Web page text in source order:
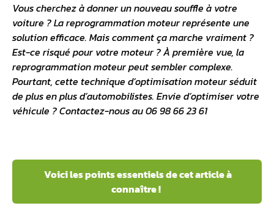
Vous cherchez à donner un nouveau souffle à votre
voiture ? Lareprogrammation moteurreprésente une
solution efficace. Mais comment ça marche vraiment ?
Est-ce risqué pour votre moteur ? À première vue, la
reprogrammation moteurpeut sembler complexe.
Pourtant, cette technique d’optimisation moteurséduit
de plus en plus d’automobilistes. Envie d’optimiser votre
véhicule ? Contactez-nous au 06 98 66 23 61
Voici les points essentiels de cet article à
connaître !